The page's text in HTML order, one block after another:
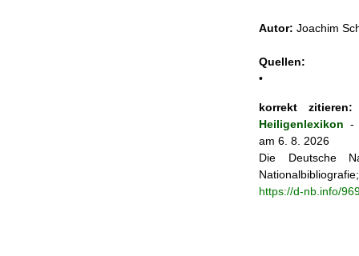
Autor: Joachim
Quellen:
•
korrekt zitieren:
Heiligenlexikon
am 6. 8. 2026
Die Deutsche
https://d-nb.info/